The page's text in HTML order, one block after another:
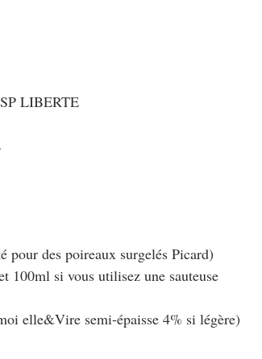
LIBERTE
pour des poireaux surgelés Picard)
100ml si vous utilisez une sauteuse
elle&Vire semi-épaisse 4% si légère)